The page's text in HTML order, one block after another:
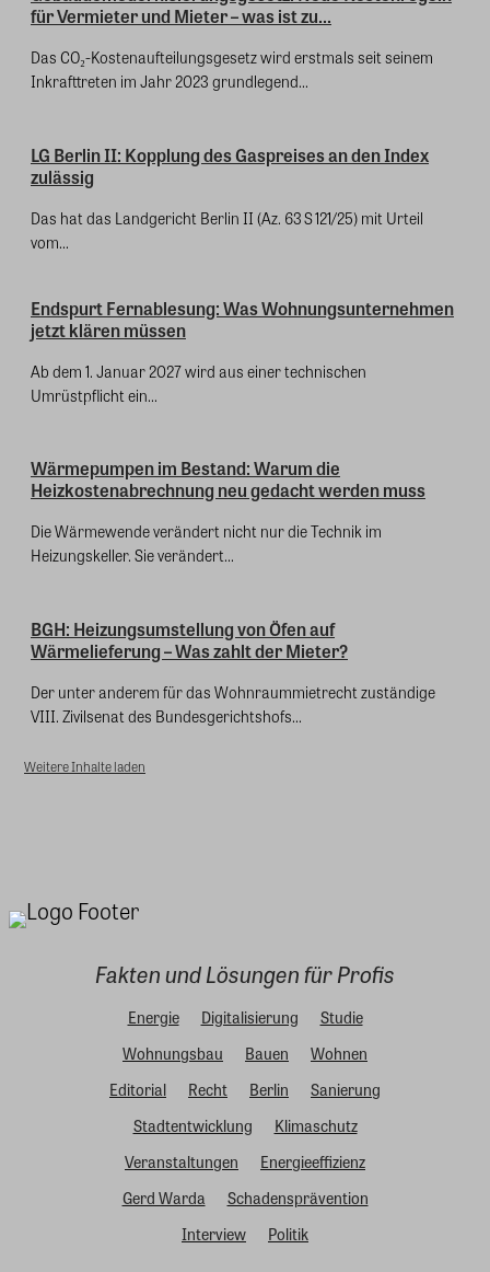
für Vermieter und Mieter – was ist zu...
Das CO₂-Kostenaufteilungsgesetz wird erstmals seit seinem
Inkrafttreten im Jahr 2023 grundlegend...
LG Berlin II: Kopplung des Gaspreises an den Index
zulässig
Das hat das Landgericht Berlin II (Az. 63 S 121/25) mit Urteil
vom...
Endspurt Fernablesung: Was Wohnungsunternehmen
jetzt klären müssen
Ab dem 1. Januar 2027 wird aus einer technischen
Umrüstpflicht ein...
Wärmepumpen im Bestand: Warum die
Heizkostenabrechnung neu gedacht werden muss
Die Wärmewende verändert nicht nur die Technik im
Heizungskeller. Sie verändert...
BGH: Heizungsumstellung von Öfen auf
Wärmelieferung – Was zahlt der Mieter?
Der unter anderem für das Wohnraummietrecht zuständige
VIII. Zivilsenat des Bundesgerichtshofs...
Weitere Inhalte laden
Fakten und Lösungen für Profis
Energie Digitalisierung
Studie
Wohnungsbau
Bauen
Wohnen
Editorial
Recht Berlin
Sanierung
Stadtentwicklung
Klimaschutz
Veranstaltungen
Energieeffizienz
Gerd Warda
Schadensprävention
Interview
Politik